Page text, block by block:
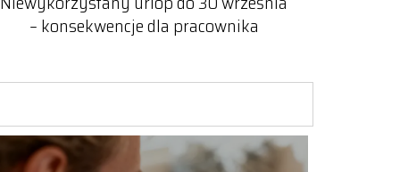
– konsekwencje dla pracownika